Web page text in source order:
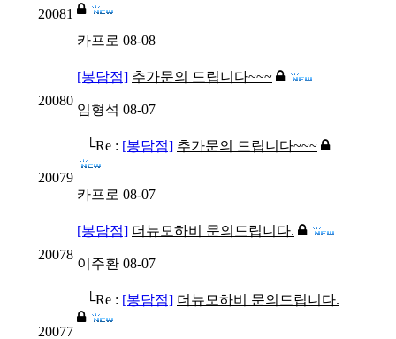
20081
카프로 08-08
20080
[봉담점] 추가문의 드립니다~~~
임형석 08-07
20079
└Re : [봉담점] 추가문의 드립니다~~~
카프로 08-07
20078
[봉담점] 더뉴모하비 문의드립니다.
이주환 08-07
20077
└Re : [봉담점] 더뉴모하비 문의드립니다.